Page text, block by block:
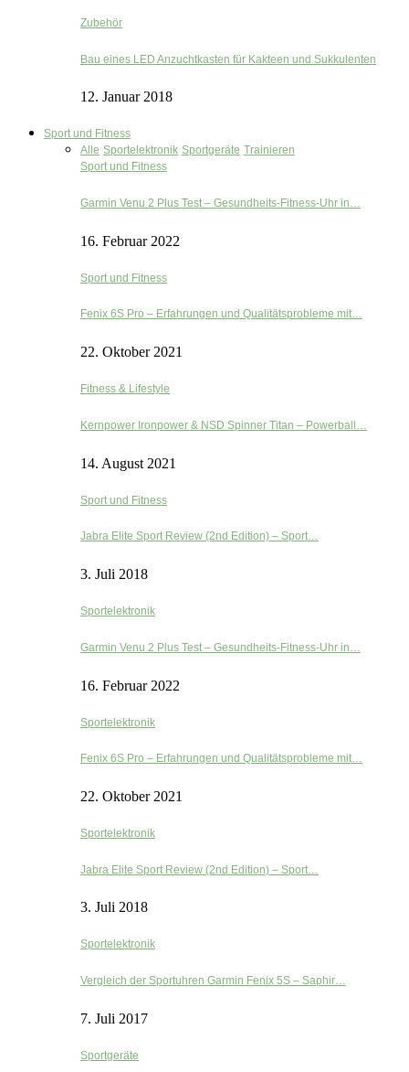
Zubehör
Bau eines LED Anzuchtkasten für Kakteen und Sukkulenten
12. Januar 2018
Sport und Fitness
Alle Sportelektronik Sportgeräte Trainieren
Sport und Fitness
Garmin Venu 2 Plus Test – Gesundheits-Fitness-Uhr in…
16. Februar 2022
Sport und Fitness
Fenix 6S Pro – Erfahrungen und Qualitätsprobleme mit…
22. Oktober 2021
Fitness & Lifestyle
Kernpower Ironpower & NSD Spinner Titan – Powerball…
14. August 2021
Sport und Fitness
Jabra Elite Sport Review (2nd Edition) – Sport…
3. Juli 2018
Sportelektronik
Garmin Venu 2 Plus Test – Gesundheits-Fitness-Uhr in…
16. Februar 2022
Sportelektronik
Fenix 6S Pro – Erfahrungen und Qualitätsprobleme mit…
22. Oktober 2021
Sportelektronik
Jabra Elite Sport Review (2nd Edition) – Sport…
3. Juli 2018
Sportelektronik
Vergleich der Sportuhren Garmin Fenix 5S – Saphir…
7. Juli 2017
Sportgeräte